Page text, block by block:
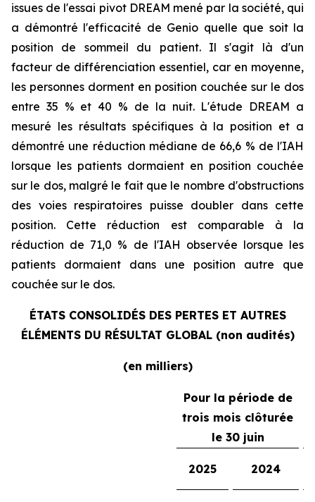
issues de l'essai pivot DREAM mené par la société, qui
a démontré l'efficacité de Genio quelle que soit la
position de sommeil du patient. Il s'agit là d'un
facteur de différenciation essentiel, car en moyenne,
les personnes dorment en position couchée sur le dos
entre 35 % et 40 % de la nuit. L'étude DREAM a
mesuré les résultats spécifiques à la position et a
démontré une réduction médiane de 66,6 % de l'IAH
lorsque les patients dormaient en position couchée
sur le dos, malgré le fait que le nombre d'obstructions
des voies respiratoires puisse doubler dans cette
position. Cette réduction est comparable à la
réduction de 71,0 % de l'IAH observée lorsque les
patients dormaient dans une position autre que
couchée sur le dos.
ÉTATS CONSOLIDÉS DES PERTES ET AUTRES
ÉLÉMENTS DU RÉSULTAT GLOBAL (non audités)
(en milliers)
Pour la période de
trois mois clôturée
le 30 juin
2025 2024